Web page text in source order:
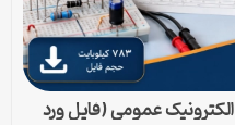
الکترونیک عمومی (فایل ورد